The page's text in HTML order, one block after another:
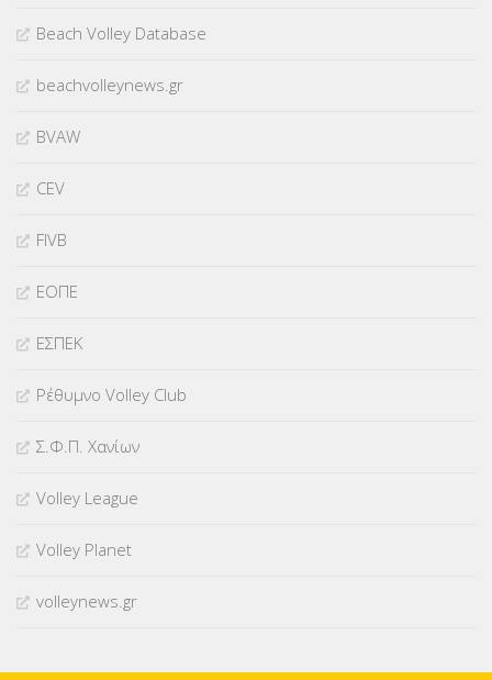
Beach Volley Database
beachvolleynews.gr
BVAW
CEV
FIVB
ΕΟΠΕ
ΕΣΠΕΚ
Ρέθυμνο Volley Club
Σ.Φ.Π. Χανίων
Volley League
Volley Planet
volleynews.gr